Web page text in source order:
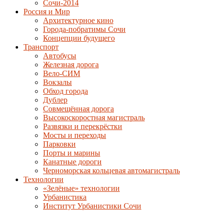
Сочи-2014
Россия и Мир
Архитектурное кино
Города-побратимы Сочи
Концепции будущего
Транспорт
Автобусы
Железная дорога
Вело-СИМ
Вокзалы
Обход города
Дублер
Совмещённая дорога
Высокоскоростная магистраль
Развязки и перекрёстки
Мосты и переходы
Парковки
Порты и марины
Канатные дороги
Черноморская кольцевая автомагистраль
Технологии
«Зелёные» технологии
Урбанистика
Институт Урбанистики Сочи